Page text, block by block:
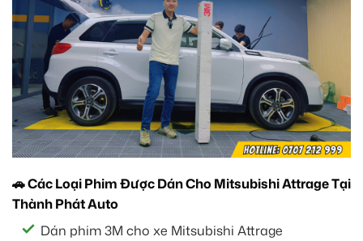
🚗 Các Loại Phim Được Dán Cho Mitsubishi Attrage Tại
Thành Phát Auto
Dán phim 3M cho xe Mitsubishi Attrage